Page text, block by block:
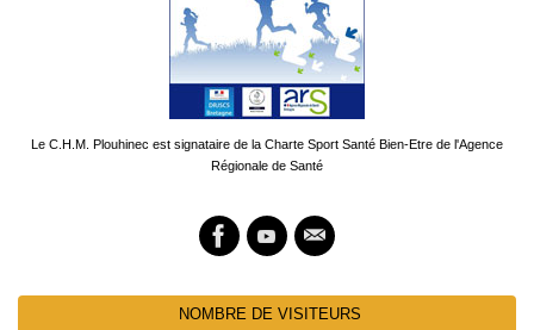
Le C.H.M. Plouhinec est signataire de la Charte Sport Santé Bien-Etre de l'Agence
Régionale de Santé
NOMBRE DE VISITEURS